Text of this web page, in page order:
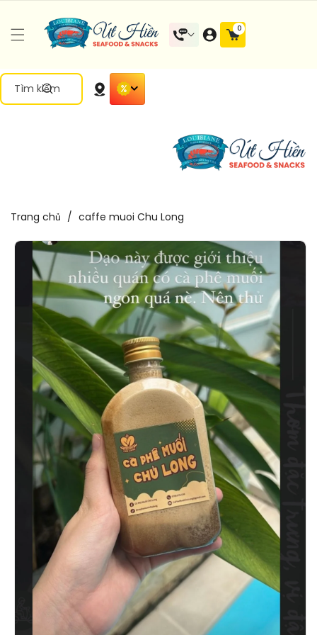
Dung
Tìm kiếm
0
0 mặt
hàng
Trang chủ / caffe muoi Chu Long
Chuyển
Đến Thông
Tin Sản
Phẩm